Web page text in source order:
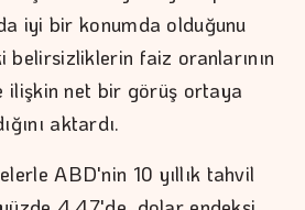
iyi bir konumda olduğunu
belirsizliklerin faiz oranlarının
ilişkin net bir görüş ortaya
aktardı.
ABD'nin 10 yıllık tahvil